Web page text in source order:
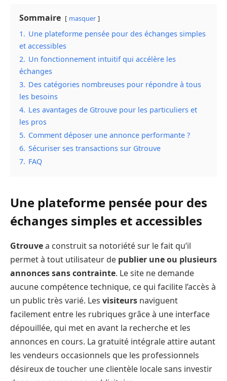
Sommaire masquer
1. Une plateforme pensée pour des échanges simples
et accessibles
2. Un fonctionnement intuitif qui accélère les
échanges
3. Des catégories nombreuses pour répondre à tous
les besoins
4. Les avantages de Gtrouve pour les particuliers et
les pros
5. Comment déposer une annonce performante ?
6. Sécuriser ses transactions sur Gtrouve
7. FAQ
Une plateforme pensée pour des
échanges simples et accessibles
Gtrouvea construit sa notoriété sur le fait qu’il
permet à tout utilisateur de publier une ou plusieurs
annonces sans contrainte. Le site ne demande
aucune compétence technique, ce qui facilite l’accès à
un public très varié. Les visiteurs naviguent
facilement entre les rubriques grâce à une interface
dépouillée, qui met en avant la recherche et les
annonces en cours. La gratuité intégrale attire autant
les vendeurs occasionnels que les professionnels
désireux de toucher une clientèle locale sans investir